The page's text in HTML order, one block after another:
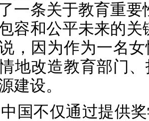
一条关于教育重
容和公平未来的关
，因为作为一名
地改造教育部门
建设。
中国不仅通过提供